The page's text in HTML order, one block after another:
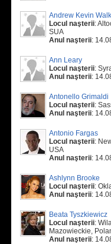
Andrew Kevin
Locul naşterii:
SUA
Anul naşterii:
Ann Leary
Locul naşterii:
Anul naşterii:
Antonello Grimaldi
Locul naşterii:
Anul naşterii:
Antonio Fargas
Locul naşterii:
USA
Anul naşterii:
Ashlynn Brooke
Locul naşterii:
Anul naşterii:
Beata Tyszkiewicz
Locul naşterii:
Mazowieckie,
Anul naşterii: